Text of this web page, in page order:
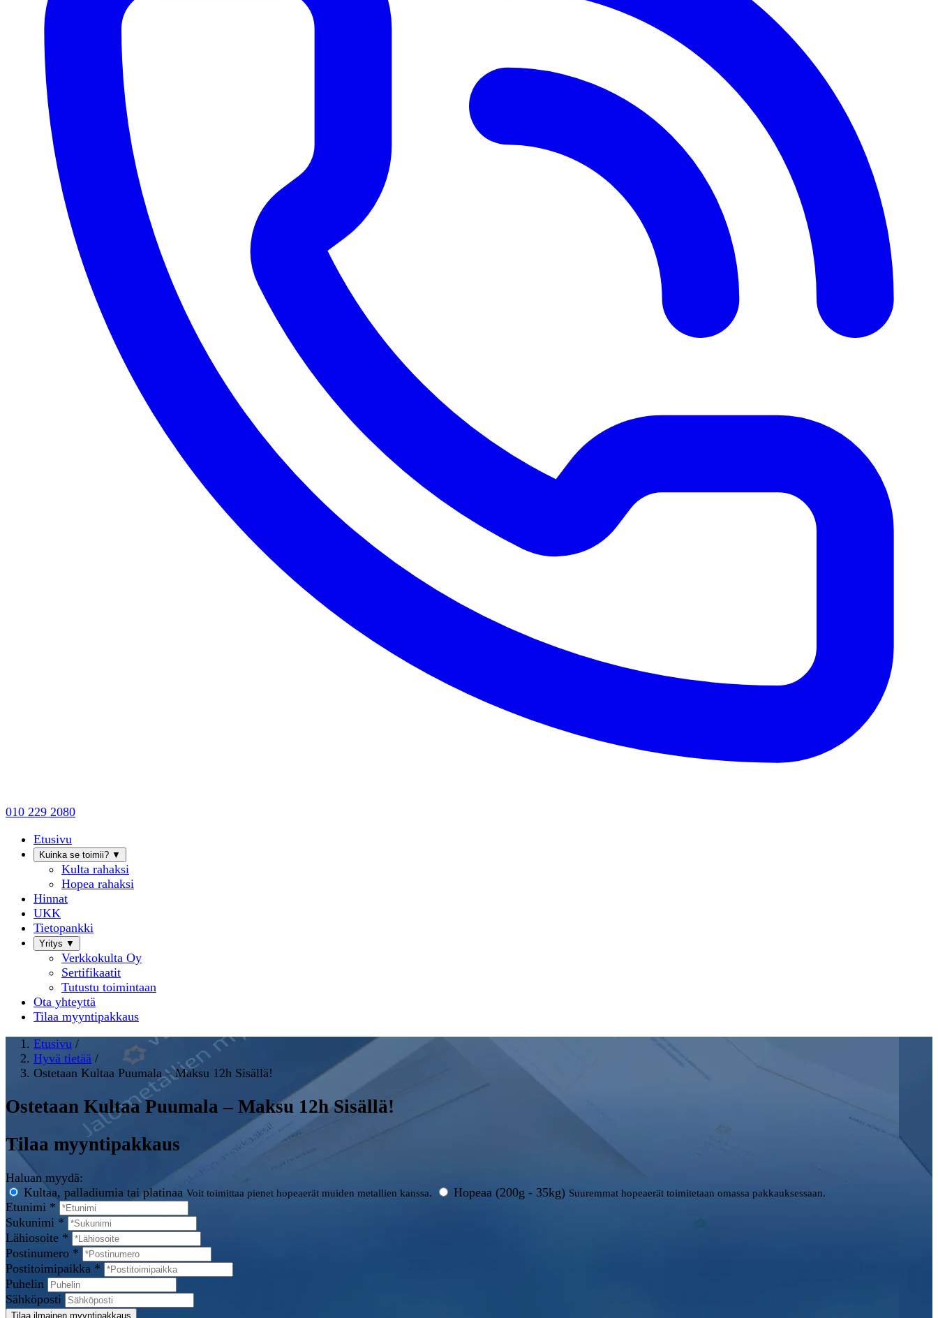
010 229 2080
Etusivu
Kuinka se toimii? ▼
Kulta rahaksi
Hopea rahaksi
Hinnat
UKK
Tietopankki
Yritys ▼
Verkkokulta Oy
Sertifikaatit
Tutustu toimintaan
Ota yhteyttä
Tilaa myyntipakkaus
Etusivu /
Hyvä tietää /
Ostetaan Kultaa Puumala – Maksu 12h Sisällä!
Ostetaan Kultaa Puumala – Maksu 12h Sisällä!
Tilaa myyntipakkaus
Haluan myydä:
Kultaa, palladiumia tai platinaa Voit toimittaa pienet hopeaerät muiden metallien kanssa. Hopeaa (200g - 35kg) Suuremmat hopeaerät toimitetaan omassa pakkauksessaan.
Etunimi *
Sukunimi *
Lähiosoite *
Postinumero *
Postitoimipaikka *
Puhelin
Sähköposti
Tilaa ilmainen myyntipakkaus